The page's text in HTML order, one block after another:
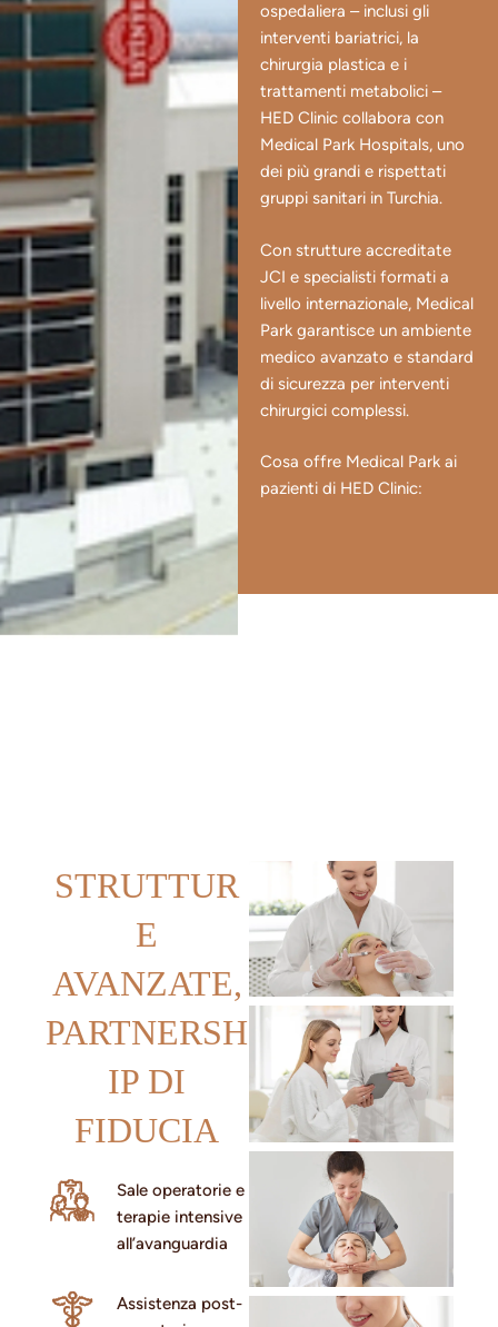
ospedaliera – inclusi gli
interventi bariatrici, la
chirurgia plastica e i
trattamenti metabolici –
HED Clinic collabora con
Medical Park Hospitals, uno
dei più grandi e rispettati
gruppi sanitari in Turchia.
Con strutture accreditate
JCI e specialisti formati a
livello internazionale, Medical
Park garantisce un ambiente
medico avanzato e standard
di sicurezza per interventi
chirurgici complessi.
Cosa offre Medical Park ai
pazienti di HED Clinic:
STRUTTUR
E
AVANZATE,
PARTNERSH
IP DI
FIDUCIA
Sale operatorie e
terapie intensive
all’avanguardia
Assistenza post-